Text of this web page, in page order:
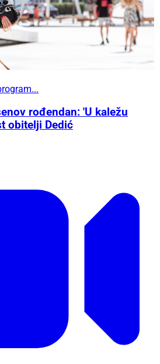
rođendan: 'U kaležu
obitelji Dedić